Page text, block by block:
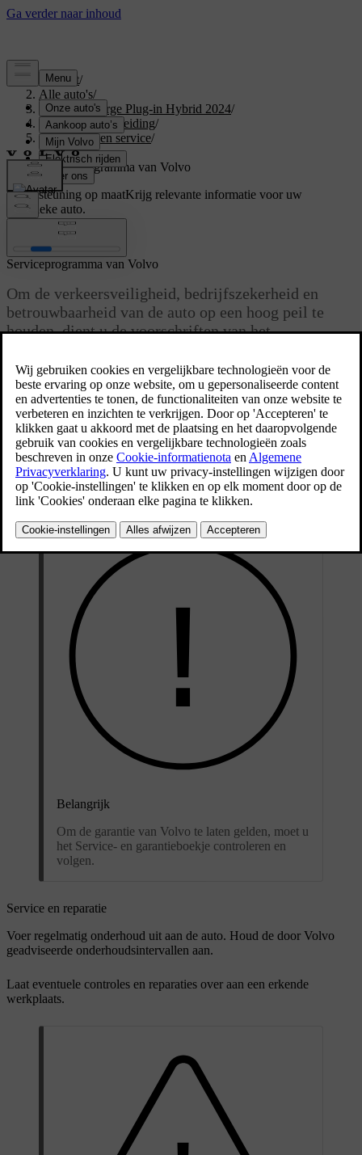
Support/
Alle auto's/
XC40 Recharge Plug-in Hybrid 2024/
Gebruikershandleiding/
Onderhoud en service/
Service/
Serviceprogramma van Volvo
Ondersteuning op maatKrijg relevante informatie voor uw
specifieke auto.
Bijgewerkt 16/03/2023
Serviceprogramma van Volvo
Om de verkeersveiligheid, bedrijfszekerheid en
betrouwbaarheid van de auto op een hoog peil te
houden, dient u de voorschriften van het
omschreven staan in het Service- en garantieboekje
van Volvo.
Volvo adviseert u om service- en onderhoudswerkzaamheden over
te laten aan een erkende Volvo-werkplaats. Volvo-werkplaatsen
beschikken over het vereiste personeel, het speciale gereedschap en
de servicehandboeken om u optimale servicekwaliteit te kunnen
bieden.
Belangrijk
Om de garantie van Volvo te laten gelden, moet u
het Service- en garantieboekje controleren en
volgen.
Service en reparatie
Voer regelmatig onderhoud uit aan de auto. Houd de door Volvo
geadviseerde onderhoudsintervallen aan.
Laat eventuele controles en reparaties over aan een erkende
werkplaats.